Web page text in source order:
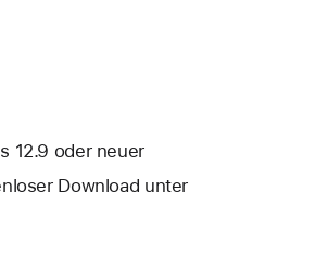
12.9 oder neuer
Download unter